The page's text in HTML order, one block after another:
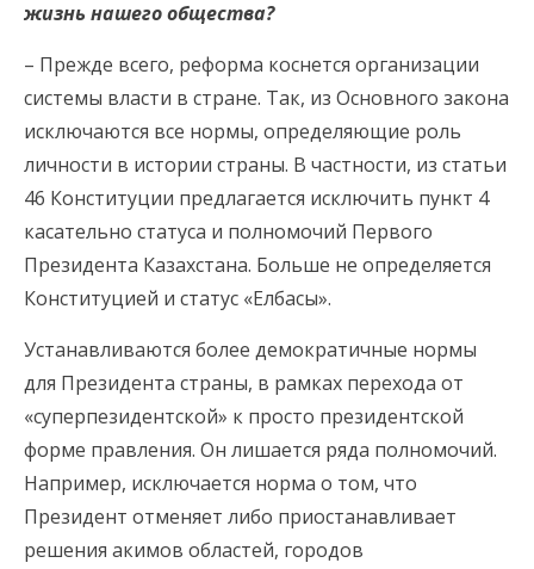
жизнь нашего общества?
– Прежде всего, реформа коснется организации
системы власти в стране. Так, из Основного закона
исключаются все нормы, определяющие роль
личности в истории страны. В частности, из статьи
46 Конституции предлагается исключить пункт 4
касательно статуса и полномочий Первого
Президента Казахстана. Больше не определяется
Конституцией и статус «Елбасы».
Устанавливаются более демократичные нормы
для Президента страны, в рамках перехода от
«суперпезидентской» к просто президентской
форме правления. Он лишается ряда полномочий.
Например, исключается норма о том, что
Президент отменяет либо приостанавливает
решения акимов областей, городов